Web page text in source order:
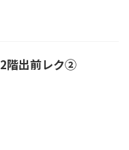
階出前レク②